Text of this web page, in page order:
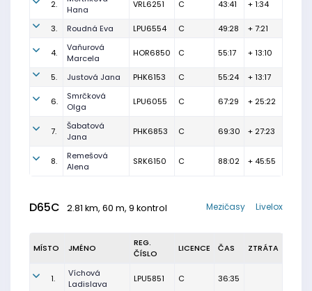
2.
Hana
VRL6251 C 43:41 + 1:34
3. Roudná Eva LPU6554 C 49:28 + 7:21
4.
Vaňurová
Marcela
HOR6850 C 55:17 + 13:10
5. Justová Jana PHK6153 C 55:24 + 13:17
6.
Smrčková
Olga
LPU6055 C 67:29 + 25:22
7.
Šabatová
Jana
PHK6853 C 69:30 + 27:23
8.
Remešová
Alena
SRK6150 C 88:02 + 45:55
D65C 2.81 km, 60 m, 9 kontrol Livelox
Mezičasy
MÍSTO JMÉNO
REG.
ČÍSLO
LICENCE ČAS ZTRÁTA
1.
Víchová
Ladislava
LPU5851 C 36:35